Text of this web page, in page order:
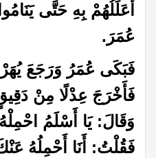
أُعَلِّلُهُمْ بِهِ حَتَّى
عُمَرَ .
فَبَكَى عُمَرُ وَرَجَعَ
فَأَخْرَجَ عِدْلًا مِنْ
وَقَالَ: يَا أَسْلَمُ
فَقُلْتُ: أَنَا أَحْمِلُهُ